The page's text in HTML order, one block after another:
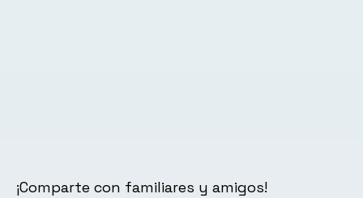
¡Comparte con familiares y amigos!